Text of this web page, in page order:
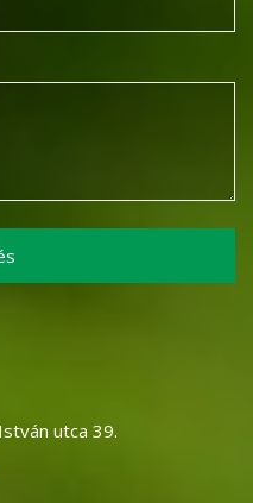
utca 39.